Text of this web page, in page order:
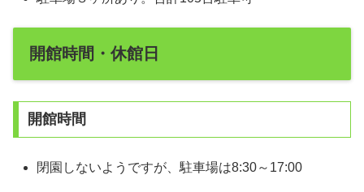
開館時間・休館日
開館時間
閉園しないようですが、駐車場は8:30～17:00